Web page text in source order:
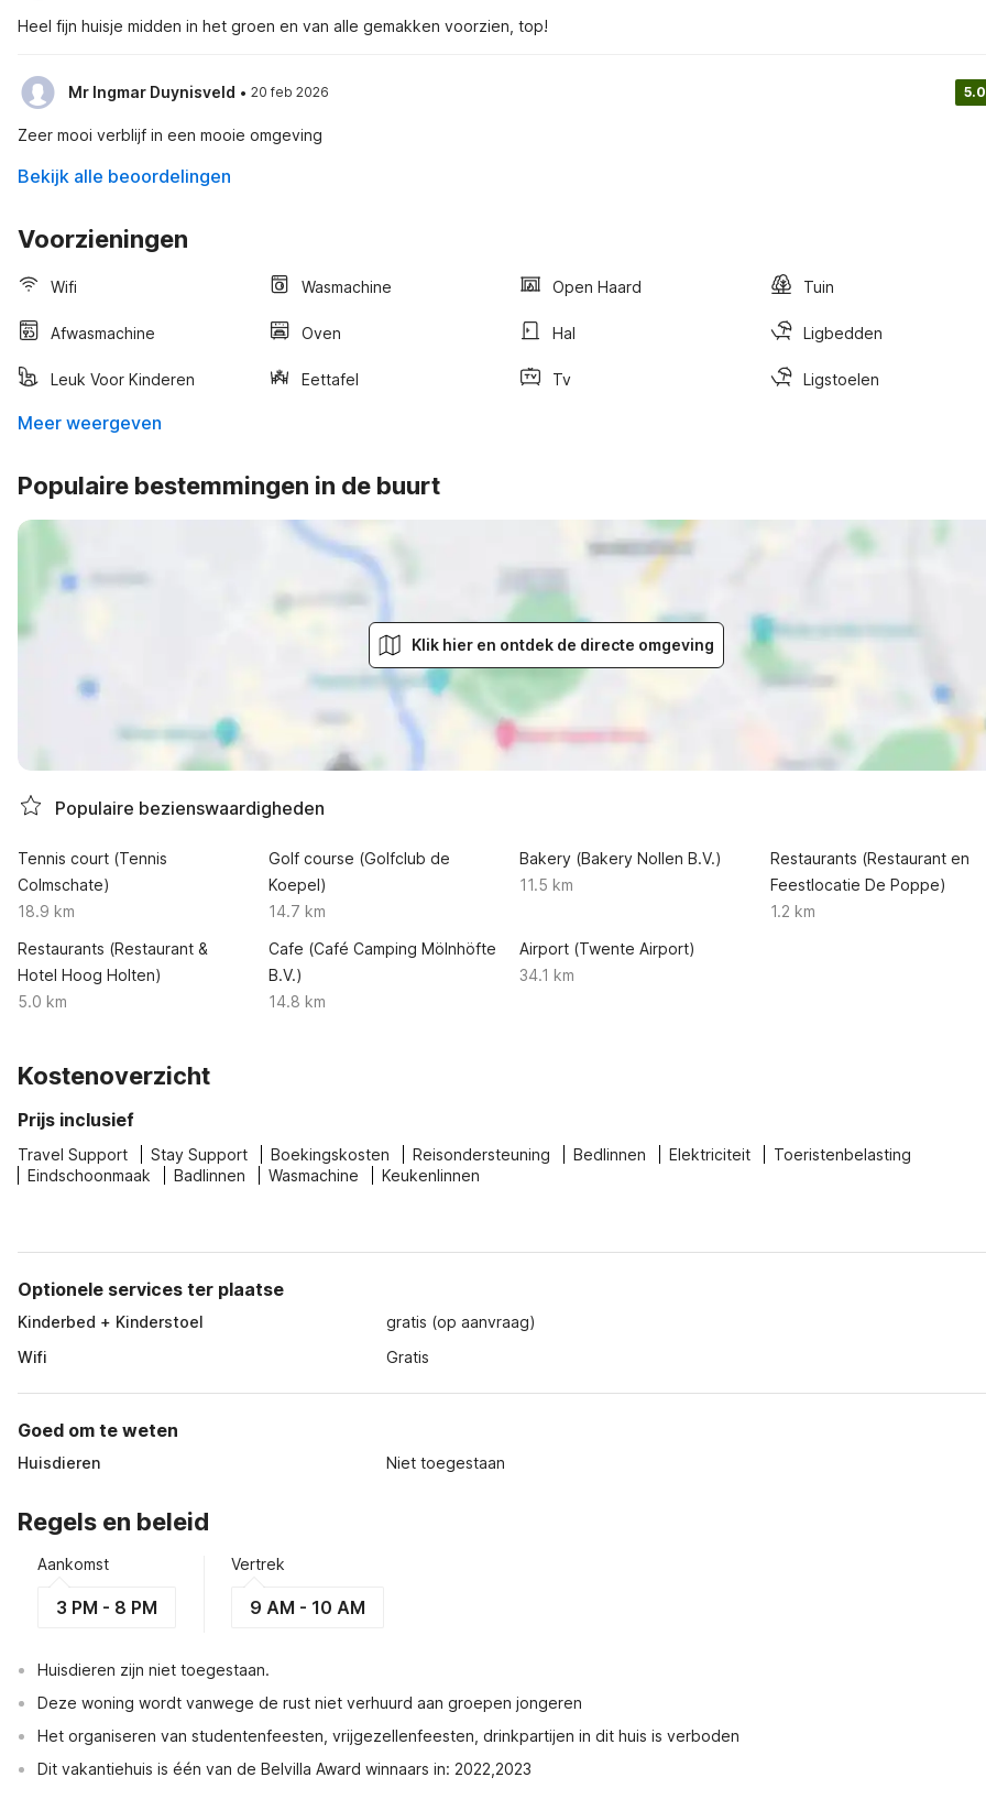
Heel fijn huisje midden in het groen en van alle gemakken voorzien, top!
Mr Ingmar Duynisveld · 20 feb 2026 5.0
Zeer mooi verblijf in een mooie omgeving
Bekijk alle beoordelingen
Voorzieningen
Wifi Wasmachine Open Haard Tuin
Afwasmachine Oven Hal Ligbedden
Leuk Voor Kinderen Eettafel Tv Ligstoelen
Meer weergeven
Populaire bestemmingen in de buurt
Klik hier en ontdek de directe omgeving
Populaire bezienswaardigheden
Tennis court (Tennis
Colmschate)
18.9 km
Golf course (Golfclub de
Koepel)
14.7 km
Bakery (Bakery Nollen B.V.)
11.5 km
Restaurants (Restaurant en
Feestlocatie De Poppe)
1.2 km
Restaurants (Restaurant &
Hotel Hoog Holten)
5.0 km
Cafe (Café Camping Mölnhöfte
B.V.)
14.8 km
Airport (Twente Airport)
34.1 km
Kostenoverzicht
Prijs inclusief
Travel Support Stay Support Boekingskosten Reisondersteuning Bedlinnen Elektriciteit
Toeristenbelasting
Eindschoonmaak
Badlinnen Wasmachine Keukenlinnen
Optionele services ter plaatse
Kinderbed + Kinderstoel
gratis (op aanvraag)
Wifi
Gratis
Goed om te weten
Huisdieren Niet toegestaan
Regels en beleid
Aankomst
3 PM - 8 PM
Vertrek
9 AM - 10 AM
Huisdieren zijn niet toegestaan.
Deze woning wordt vanwege de rust niet verhuurd aan groepen jongeren
Het organiseren van studentenfeesten, vrijgezellenfeesten, drinkpartijen in dit huis is verboden
Dit vakantiehuis is één van de Belvilla Award winnaars in: 2022,2023